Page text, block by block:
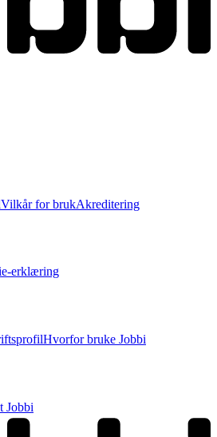
Vilkår for brukAkreditering
erklæring
Hvorfor bruke Jobbi
Jobbi